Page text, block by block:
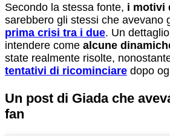
Secondo la stessa fonte, i motivi
sarebbero gli stessi che avevano
prima crisi tra i due. Un
intendere come alcune
state realmente risolte,
tentativi di ricominciare dopo
Un post di Giada che
fan